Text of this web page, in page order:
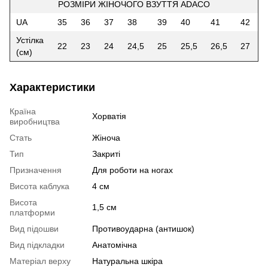
РОЗМІРИ ЖІНОЧОГО ВЗУТТЯ ADACO
UA
35 36 37 38 39 40 41
42
Устілка
(см)
22 23 24 24,5 25 25,5 26,5 27
Характеристики
Країна
виробництва
Хорватія
Стать
Жіноча
Тип
Закриті
Призначення
Для роботи на ногах
Висота каблука
4 см
Висота
платформи
1,5 см
Вид підошви
Противоударна (антишок)
Вид підкладки
Анатомічна
Матеріал верху
Натуральна шкіра